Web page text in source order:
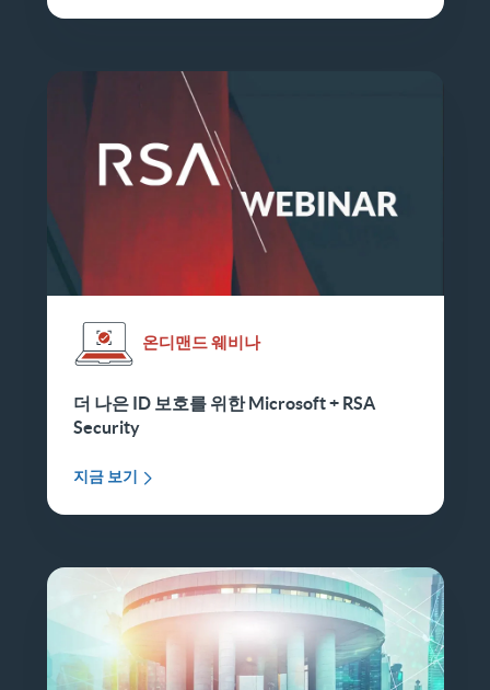
온디맨드 웨비나
더 나은 ID 보호를 위한 Microsoft + RSA
Security
지금 보기